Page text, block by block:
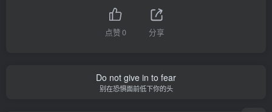
点赞0 分享
Do not give in to fear
别在恐惧面前低下你的头